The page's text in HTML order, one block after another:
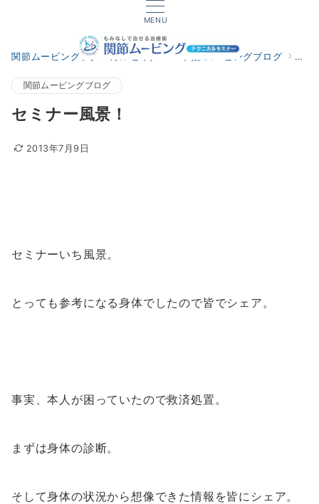
MENU
関節ムービングテクニカルセミナー 関節ムービングブログ セ
関節ムービングブログ
セミナー風景！
2013年7月9日
セミナーいち風景。
とっても参考になる身体でしたので皆でシェア。
事実、本人が困っていたので救済処置。
まずは身体の診断。
そして身体の状況から想像できた情報を皆にシェア。